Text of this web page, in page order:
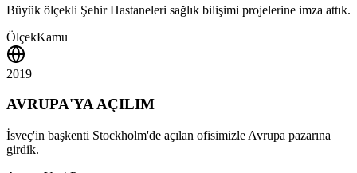
Büyük ölçekli Şehir Hastaneleri sağlık bilişimi projelerine imza attık.
ÖlçekKamu
2019
AVRUPA'YA AÇILIM
İsveç'in başkenti Stockholm'de açılan ofisimizle Avrupa pazarına
girdik.